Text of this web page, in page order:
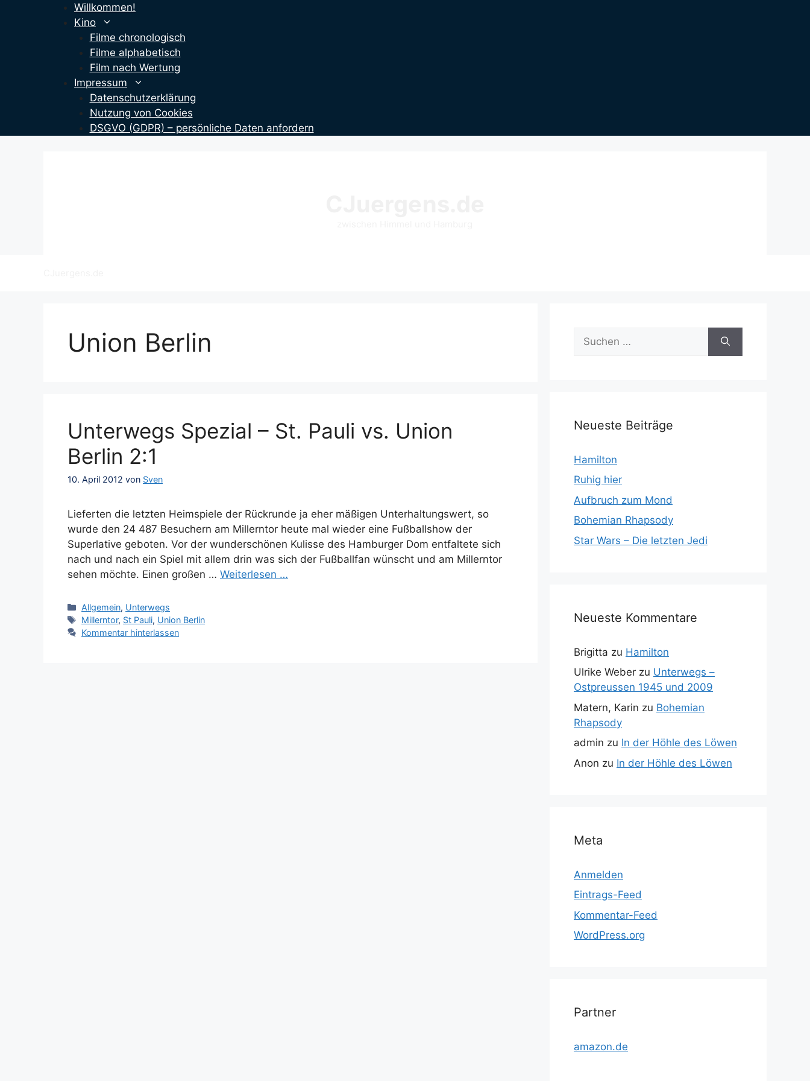
Willkommen!
Kino
Filme chronologisch
Filme alphabetisch
Film nach Wertung
Impressum
Datenschutzerklärung
Nutzung von Cookies
DSGVO (GDPR) – persönliche Daten anfordern
Union Berlin
Unterwegs Spezial – St. Pauli vs. Union
Berlin 2:1
10. April 2012 von Sven
Lieferten die letzten Heimspiele der Rückrunde ja eher mäßigen Unterhaltungswert, so
wurde den 24 487 Besuchern am Millerntor heute mal wieder eine Fußballshow der
Superlative geboten. Vor der wunderschönen Kulisse des Hamburger Dom entfaltete sich
nach und nach ein Spiel mit allem drin was sich der Fußballfan wünscht und am Millerntor
sehen möchte. Einen großen … Weiterlesen …
Kategorien
Allgemein, Unterwegs
Schlagwörter
Millerntor, St Pauli, Union Berlin
Kommentar hinterlassen
nach:
Neueste Beiträge
Hamilton
Ruhig hier
Aufbruch zum Mond
Bohemian Rhapsody
Star Wars – Die letzten Jedi
Neueste Kommentare
Brigitta zu Hamilton
Ulrike Weber zu Unterwegs –
Ostpreussen 1945 und 2009
Matern, Karin zu Bohemian
Rhapsody
admin zu In der Höhle des Löwen
Anon zu In der Höhle des Löwen
Meta
Anmelden
Eintrags-Feed
Kommentar-Feed
WordPress.org
Partner
amazon.de